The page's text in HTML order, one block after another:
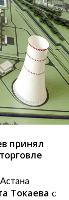
принял
Токаева с